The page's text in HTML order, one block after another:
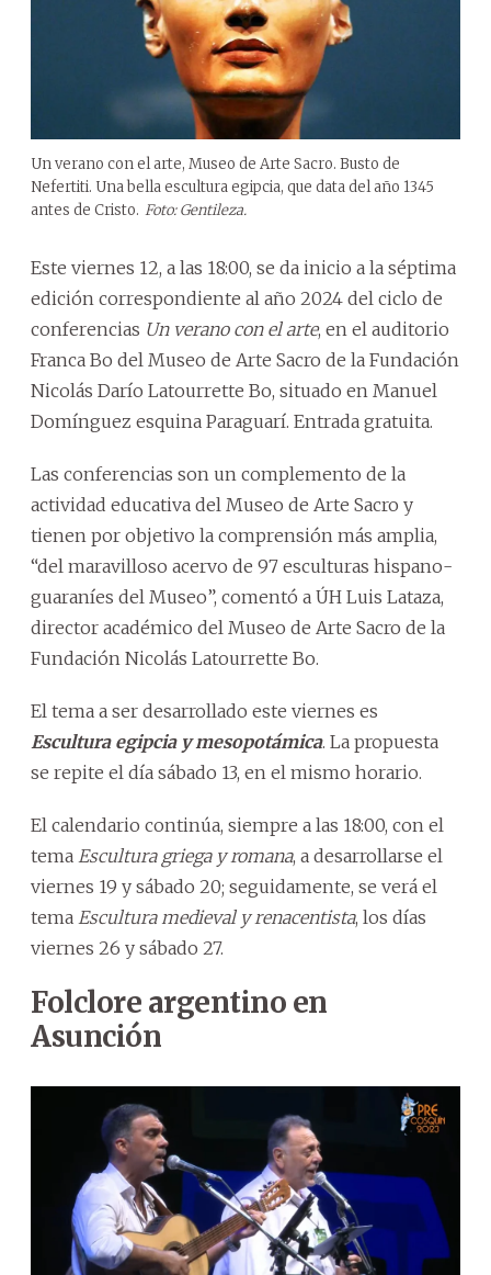
Un verano con el arte, Museo de Arte Sacro. Busto de
Nefertiti. Una bella escultura egipcia, que data del año 1345
antes de Cristo. Foto: Gentileza.
Este viernes 12, a las 18:00, se da inicio a la séptima
edición correspondiente al año 2024 del ciclo de
conferencias Un verano con el arte, en el auditorio
Franca Bo del Museo de Arte Sacro de la Fundación
Nicolás Darío Latourrette Bo, situado en Manuel
Domínguez esquina Paraguarí. Entrada gratuita.
Las conferencias son un complemento de la
actividad educativa del Museo de Arte Sacro y
tienen por objetivo la comprensión más amplia,
“del maravilloso acervo de 97 esculturas hispano-
guaraníes del Museo”, comentó a ÚH Luis Lataza,
director académico del Museo de Arte Sacro de la
Fundación Nicolás Latourrette Bo.
El tema a ser desarrollado este viernes es
Escultura egipcia y mesopotámica. La propuesta
se repite el día sábado 13, en el mismo horario.
El calendario continúa, siempre a las 18:00, con el
tema Escultura griega y romana, a desarrollarse el
viernes 19 y sábado 20; seguidamente, se verá el
tema Escultura medieval y renacentista, los días
viernes 26 y sábado 27.
Folclore argentino en
Asunción